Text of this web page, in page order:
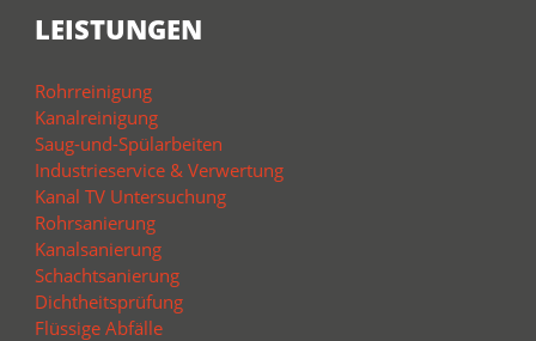
LEISTUNGEN
Rohrreinigung
Kanalreinigung
Saug-und-Spülarbeiten
Industrieservice & Verwertung
Kanal TV Untersuchung
Rohrsanierung
Kanalsanierung
Schachtsanierung
Dichtheitsprüfung
Flüssige Abfälle